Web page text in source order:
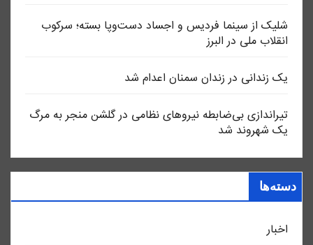
شلیک از سینما فردیس و اجساد دست‌وپا بسته؛ سرکوب
انقلاب ملی در البرز
یک زندانی در زندان سمنان اعدام شد
تیراندازی بی‌ضابطه نیروهای نظامی در گلشن منجر به مرگ
یک شهروند شد
دسته‌ها
اخبار